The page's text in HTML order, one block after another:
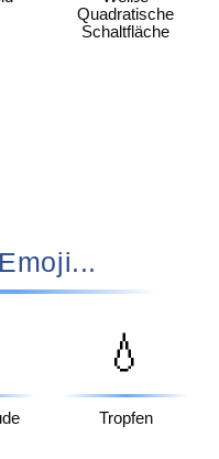
Quadratische
Schaltfläche
💧
Tropfen